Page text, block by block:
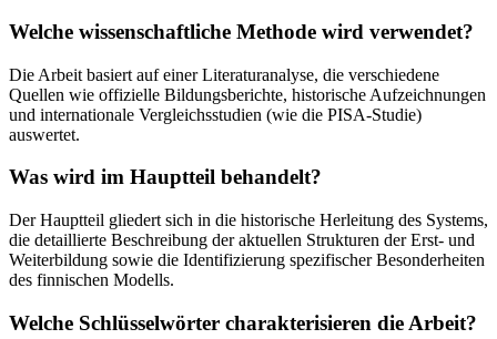
Welche wissenschaftliche Methode wird verwendet?
Die Arbeit basiert auf einer Literaturanalyse, die verschiedene
Quellen wie offizielle Bildungsberichte, historische Aufzeichnungen
und internationale Vergleichsstudien (wie die PISA-Studie)
auswertet.
Was wird im Hauptteil behandelt?
Der Hauptteil gliedert sich in die historische Herleitung des Systems,
die detaillierte Beschreibung der aktuellen Strukturen der Erst- und
Weiterbildung sowie die Identifizierung spezifischer Besonderheiten
des finnischen Modells.
Welche Schlüsselwörter charakterisieren die Arbeit?